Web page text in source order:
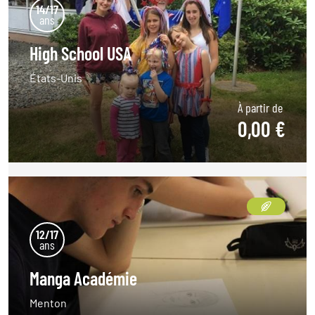
l'autorisation
14/17
ans
High School USA
États-Unis
À partir de
0,00 €
12/17
ans
Manga Académie
Menton